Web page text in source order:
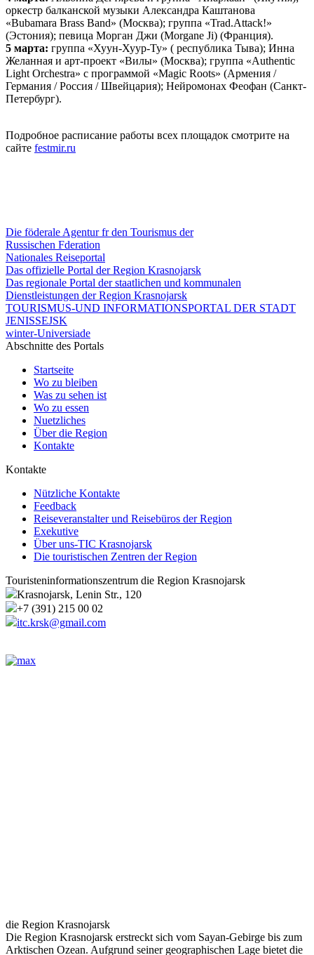
оркестр балканской музыки Александра Каштанова
«Bubamara Brass Band» (Москва); группа «Trad.Attack!»
(Эстония); певица Морган Джи (Morgane Ji) (Франция).
5 марта: группа «Хуун-Хуур-Ту» ( республика Тыва); Инна
Желанная и арт-проект «Вилы» (Москва); группа «Authentic
Light Orchestra» с программой «Magic Roots» (Армения /
Германия / Россия / Швейцария); Нейромонах Феофан (Санкт-
Петербург).
Подробное расписание работы всех площадок смотрите на
сайте festmir.ru
Die föderale Agentur fr den Tourismus der
Russischen Fderation
Nationales Reiseportal
Das offizielle Portal der Region Krasnojarsk
Das regionale Portal der staatlichen und kommunalen
Dienstleistungen der Region Krasnojarsk
TOURISMUS-UND INFORMATIONSPORTAL DER STADT
JENISSEJSK
winter-Universiade
Abschnitte des Portals
Startseite
Wo zu bleiben
Was zu sehen ist
Wo zu essen
Nuetzliches
Über die Region
Kontakte
Kontakte
Nützliche Kontakte
Feedback
Reiseveranstalter und Reisebüros der Region
Exekutive
Über uns-TIC Krasnojarsk
Die touristischen Zentren der Region
Touristeninformationszentrum die Region Krasnojarsk
Krasnojarsk, Lenin Str., 120
+7 (391) 215 00 02
itc.krsk@gmail.com
die Region Krasnojarsk
Die Region Krasnojarsk erstreckt sich vom Sayan-Gebirge bis zum
Arktischen Ozean. Aufgrund seiner geographischen Lage bietet die